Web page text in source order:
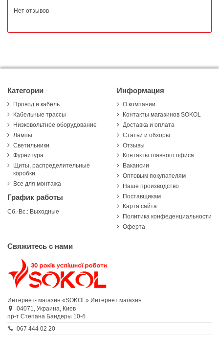
Нет отзывов
Категории
Провод и кабель
Кабельные трассы
Низковольтное оборудование
Лампы
Светильники
Фурнитура
Щиты, распределительные
коробки
Все для монтажа
График работы
Сб.-Вс.: Выходные
Информация
О компании
Контакты магазинов SOKOL
Доставка и оплата
Статьи и обзоры
Отзывы
Контакты главного офиса
Вакансии
Оптовым покупателям
Наше производство
Поставщикам
Карта сайта
Политика конфеденциальности
Оферта
Свяжитесь с нами
Интернет- магазин «SOKOL» Интернет магазин
04071, Украина, Киев
пр-т Степана Бандеры 10-б
067 444 02 20